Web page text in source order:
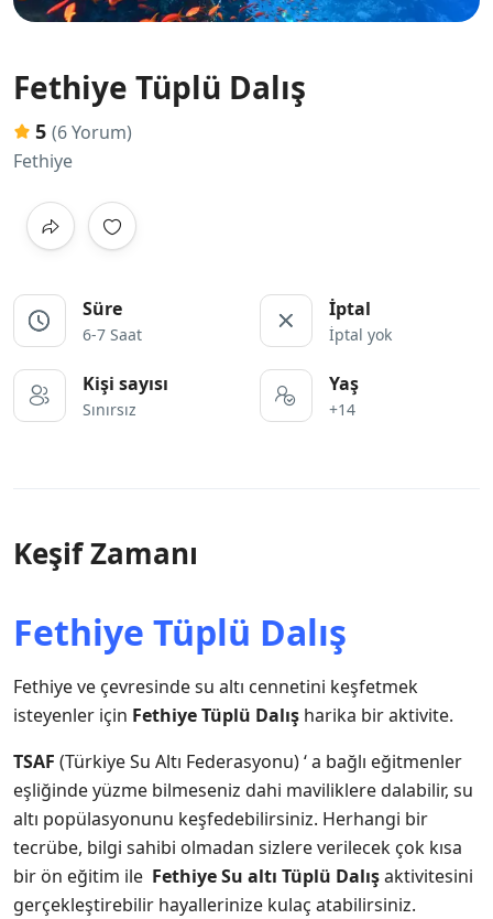
Fethiye Tüplü Dalış
5 (6 Yorum)
Fethiye
Süre
6-7 Saat
İptal
İptal yok
Kişi sayısı
Sınırsız
Yaş
+14
Keşif Zamanı
Fethiye Tüplü Dalış
Fethiye ve çevresinde su altı cennetini keşfetmek
isteyenler için Fethiye Tüplü Dalış harika bir aktivite.
TSAF (Türkiye Su Altı Federasyonu) ‘ a bağlı eğitmenler
eşliğinde yüzme bilmeseniz dahi maviliklere dalabilir, su
altı popülasyonunu keşfedebilirsiniz. Herhangi bir
tecrübe, bilgi sahibi olmadan sizlere verilecek çok kısa
bir ön eğitim ile Fethiye Su altı Tüplü Dalışaktivitesini
gerçekleştirebilir hayallerinize kulaç atabilirsiniz.